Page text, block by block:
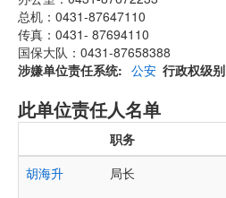
总机：0431-87647110
传真：0431- 87694110
国保大队：0431-87658388
涉嫌单位责任系统
公安 行政权级别
此单位责任人名单
职务
胡海升
局长